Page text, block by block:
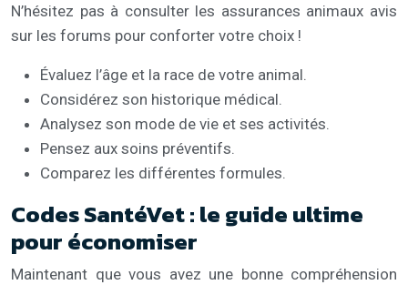
N’hésitez pas à consulter les assurances animaux avis
sur les forums pour conforter votre choix !
Évaluez l’âge et la race de votre animal.
Considérez son historique médical.
Analysez son mode de vie et ses activités.
Pensez aux soins préventifs.
Comparez les différentes formules.
Codes SantéVet : le guide ultime
pour économiser
Maintenant que vous avez une bonne compréhension